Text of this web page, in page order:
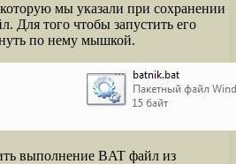
мы указали при сохранении
Для того чтобы запустить его
по нему мышкой.
выполнение BAT файл из